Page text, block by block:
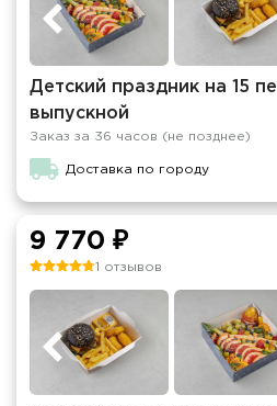
Детский праздник на 15
выпускной
Заказ за 36 часов (не позднее)
Доставка по городу
9 770 ₽
1 отзывов